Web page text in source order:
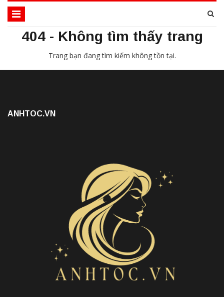
404 - Không tìm thấy trang
Trang bạn đang tìm kiếm không tồn tại.
ANHTOC.VN